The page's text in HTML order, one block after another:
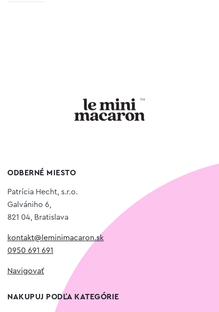
ODBERNÉ MIESTO
Patrícia Hecht, s.r.o.
Galvániho 6,
821 04, Bratislava
kontakt@leminimacaron.sk
0950 691 691
Navigovať
NAKUPUJ PODĽA KATEGÓRIE